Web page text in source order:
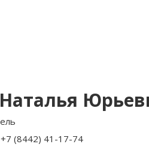
+7 (8442) 41-17-74